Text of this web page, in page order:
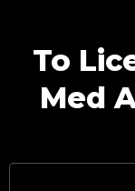
To
Med